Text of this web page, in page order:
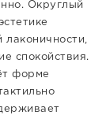
Округлый
спокойствия.
форме